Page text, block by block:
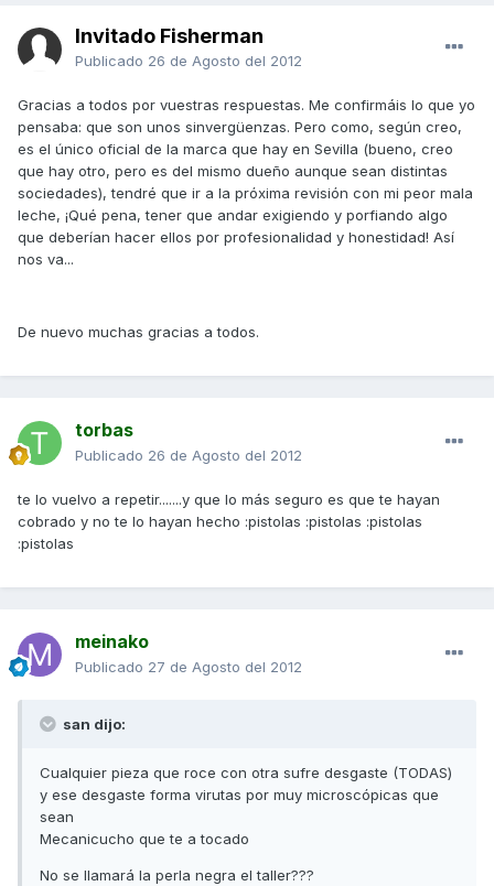
Invitado Fisherman
Publicado 26 de Agosto del 2012
Gracias a todos por vuestras respuestas. Me confirmáis lo que yo
pensaba: que son unos sinvergüenzas. Pero como, según creo,
es el único oficial de la marca que hay en Sevilla (bueno, creo
que hay otro, pero es del mismo dueño aunque sean distintas
sociedades), tendré que ir a la próxima revisión con mi peor mala
leche, ¡Qué pena, tener que andar exigiendo y porfiando algo
que deberían hacer ellos por profesionalidad y honestidad! Así
nos va...
De nuevo muchas gracias a todos.
torbas
Publicado 26 de Agosto del 2012
te lo vuelvo a repetir.......y que lo más seguro es que te hayan
cobrado y no te lo hayan hecho :pistolas :pistolas :pistolas
:pistolas
meinako
Publicado 27 de Agosto del 2012
san dijo:
Cualquier pieza que roce con otra sufre desgaste (TODAS)
y ese desgaste forma virutas por muy microscópicas que
sean
Mecanicucho que te a tocado
No se llamará la perla negra el taller???